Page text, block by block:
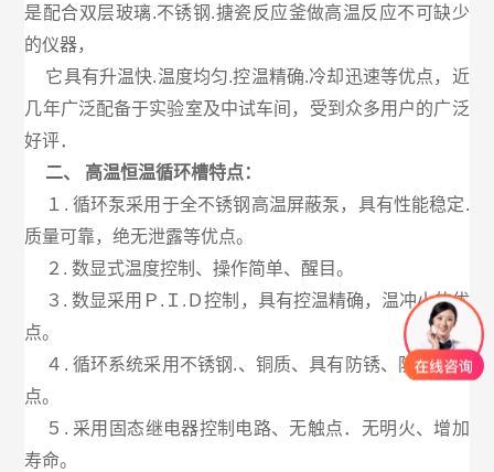
是配合双层玻璃.不锈钢.搪瓷反应釜做高温反应不可缺少
的仪器，
它具有升温快.温度均匀.控温精确.冷却迅速等优点，近
几年广泛配备于实验室及中试车间，受到众多用户的广泛
好评．
二、 高温恒温循环槽特点：
１. 循环泵采用于全不锈钢高温屏蔽泵，具有性能稳定.
质量可靠，绝无泄露等优点。
２. 数显式温度控制、操作简单、醒目。
３. 数显采用Ｐ.Ｉ.Ｄ控制，具有控温精确，温冲小的优
点。
４. 循环系统采用不锈钢.、铜质、具有防锈、防腐等特
点。
５. 采用固态继电器控制电路、无触点．无明火、增加
寿命。